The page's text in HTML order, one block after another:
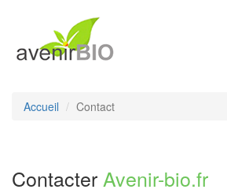
Accueil Contact
Contacter Avenir-bio.fr